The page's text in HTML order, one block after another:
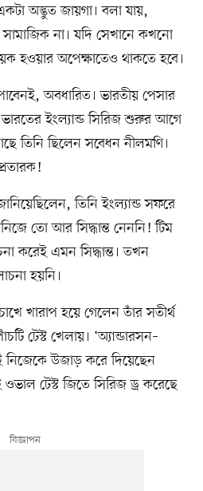
অদ্ভুত জায়গা। বলা যায়,
সামাজিক না। যদি সেখানে কখনো
হওয়ার অপেক্ষাতেও থাকতে হবে।
অবধারিত। ভারতীয় পেসার
ইংল্যান্ড সিরিজ শুরুর আগে
তিনি ছিলেন সবেধন নীলমণি।
তিনি ইংল্যান্ড সফরে
তো আর সিদ্ধান্ত নেননি! টিম
করেই এমন সিদ্ধান্ত। তখন
হয়নি।
খারাপ হয়ে গেলেন তাঁর সতীর্থ
টেস্ট খেলায়। ‘অ্যান্ডারসন–
নিজেকে উজাড় করে দিয়েছেন
টেস্ট জিতে সিরিজ ড্র করেছে